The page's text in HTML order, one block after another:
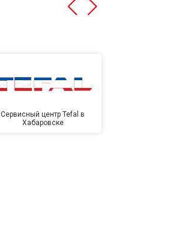
Сервисный центр Tefal в
Хабаровске